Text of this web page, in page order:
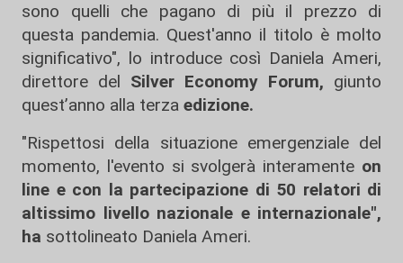
sono quelli che pagano di più il prezzo di
questa pandemia. Quest'anno il titolo è molto
significativo", lo introduce così Daniela Ameri,
direttore del Silver Economy Forum, giunto
quest’anno alla terza edizione.
"Rispettosi della situazione emergenziale del
momento, l'evento si svolgerà interamente on
line e con la partecipazione di 50 relatori di
altissimo livello nazionale e internazionale",
ha sottolineato Daniela Ameri.